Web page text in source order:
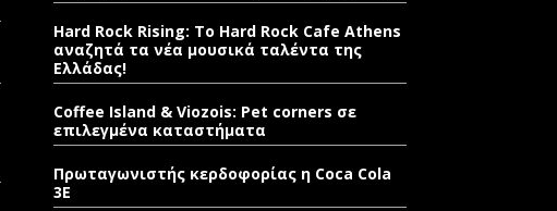
Hard Rock Rising: Το Hard Rock Cafe Athens
αναζητά τα νέα μουσικά ταλέντα της
Ελλάδας!
Coffee Island & Viozois: Pet corners σε
επιλεγμένα καταστήματα
Πρωταγωνιστής κερδοφορίας η Coca Cola
3E